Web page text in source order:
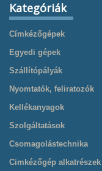
Kategóriák
Címkézőgépek
Egyedi gépek
Szállítópályák
Nyomtatók, feliratozók
Kellékanyagok
Szolgáltatások
Csomagolástechnika
Cimkézőgép alkatrészek